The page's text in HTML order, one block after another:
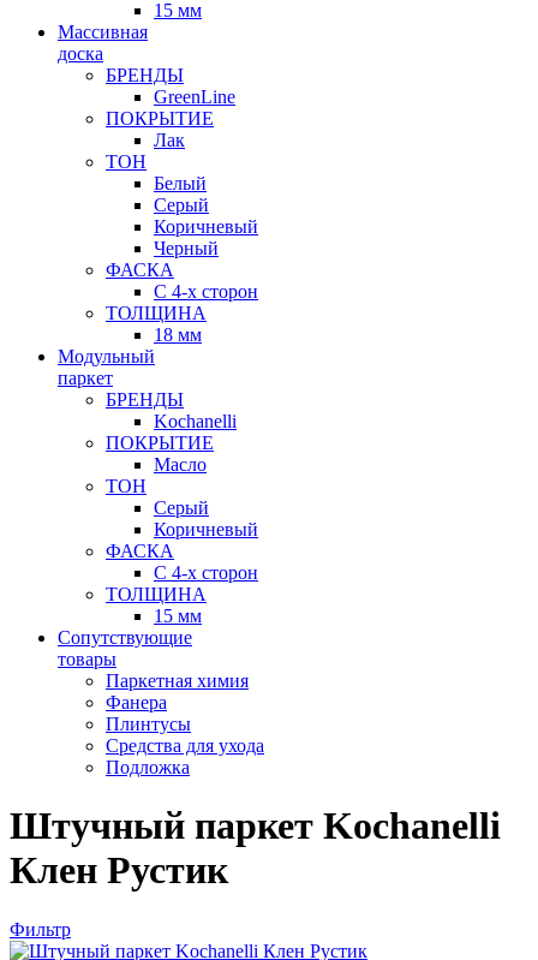
15 мм
Массивная
доска
БРЕНДЫ
GreenLine
ПОКРЫТИЕ
Лак
ТОН
Белый
Серый
Коричневый
Черный
ФАСКА
С 4-х сторон
ТОЛЩИНА
18 мм
Модульный
паркет
БРЕНДЫ
Kochanelli
ПОКРЫТИЕ
Масло
ТОН
Серый
Коричневый
ФАСКА
С 4-х сторон
ТОЛЩИНА
15 мм
Сопутствующие
товары
Паркетная химия
Фанера
Плинтусы
Средства для ухода
Подложка
Штучный паркет Kochanelli
Клен Рустик
Фильтр